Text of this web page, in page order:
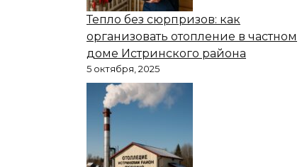
Тепло без сюрпризов: как
организовать отопление в частном
доме Истринского района
5 октября, 2025